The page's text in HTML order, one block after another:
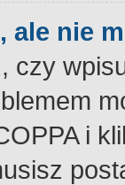
ale nie
czy
i